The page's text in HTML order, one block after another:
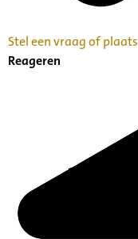
Stel een vraag of
Reageren